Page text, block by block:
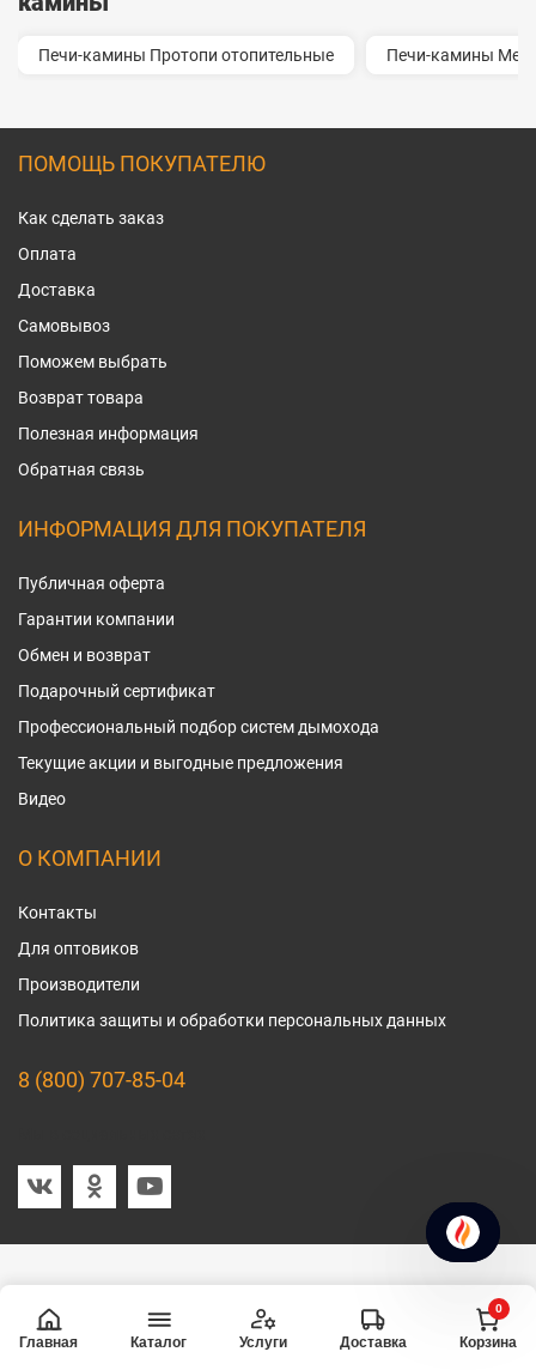
Главная Каталог Услуги Доставка
0
Корзина
Печи-камины Протопи отопительные Печи-камины
ПОМОЩЬ ПОКУПАТЕЛЮ
Как сделать заказ
Оплата
Доставка
Самовывоз
Поможем выбрать
Возврат товара
Полезная информация
Обратная связь
ИНФОРМАЦИЯ ДЛЯ ПОКУПАТЕЛЯ
Публичная оферта
Гарантии компании
Обмен и возврат
Подарочный сертификат
Профессиональный подбор систем дымохода
Текущие акции и выгодные предложения
Видео
О КОМПАНИИ
Контакты
Для оптовиков
Производители
Политика защиты и обработки персональных данных
8 (800) 707-85-04